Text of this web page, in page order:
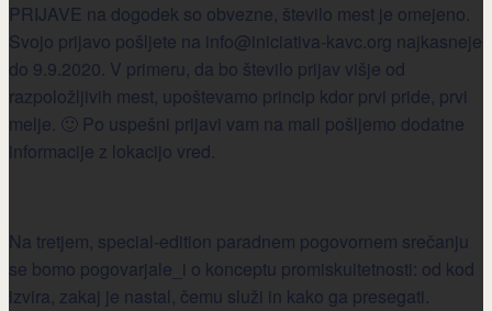
PRIJAVE na dogodek so obvezne, število mest je omejeno.
Svojo prijavo pošljete na info@iniciativa-kavc.org najkasneje
do 9.9.2020. V primeru, da bo število prijav višje od
razpoložljivih mest, upoštevamo princip kdor prvi pride, prvi
melje. 🙂 Po uspešni prijavi vam na mail pošljemo dodatne
informacije z lokacijo vred.
Na tretjem, special-edition paradnem pogovornem srečanju
se bomo pogovarjale_i o konceptu promiskuitetnosti: od kod
izvira, zakaj je nastal, čemu služi in kako ga presegati.